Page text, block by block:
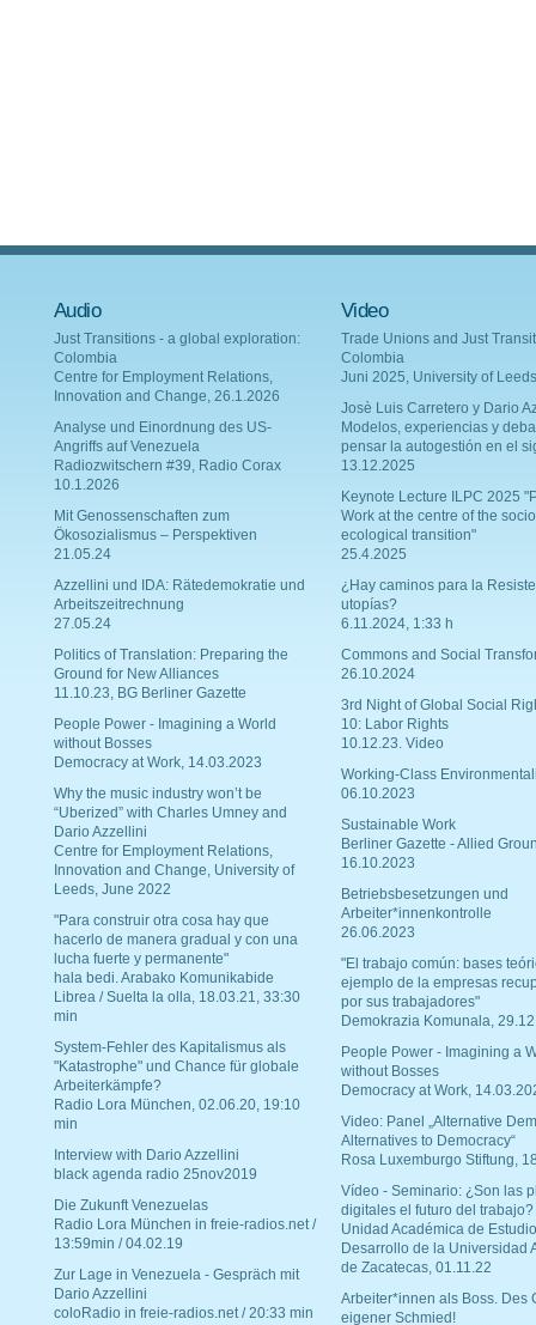
Audio
Just Transitions - a global exploration:
Colombia
Centre for Employment Relations,
Innovation and Change, 26.1.2026
Analyse und Einordnung des US-
Angriffs auf Venezuela
Radiozwitschern #39, Radio Corax
10.1.2026
Mit Genossenschaften zum
Ökosozialismus – Perspektiven
21.05.24
Azzellini und IDA: Rätedemokratie und
Arbeitszeitrechnung
27.05.24
Politics of Translation: Preparing the
Ground for New Alliances
11.10.23, BG Berliner Gazette
People Power - Imagining a World
without Bosses
Democracy at Work, 14.03.2023
Why the music industry won’t be
“Uberized” with Charles Umney and
Dario Azzellini
Centre for Employment Relations,
Innovation and Change, University of
Leeds, June 2022
"Para construir otra cosa hay que
hacerlo de manera gradual y con una
lucha fuerte y permanente"
hala bedi. Arabako Komunikabide
Librea / Suelta la olla, 18.03.21, 33:30
min
System-Fehler des Kapitalismus als
"Katastrophe" und Chance für globale
Arbeiterkämpfe?
Radio Lora München, 02.06.20, 19:10
min
Interview with Dario Azzellini
black agenda radio 25nov2019
Die Zukunft Venezuelas
Radio Lora München in freie-radios.net /
13:59min / 04.02.19
Zur Lage in Venezuela - Gespräch mit
Dario Azzellini
coloRadio in freie-radios.net / 20:33 min
Video
Trade Unions and Just
Colombia
Juni 2025, University of Leeds
Josè Luis Carretero y Dario
Modelos, experiencias y
pensar la autogestión en el
13.12.2025
Keynote Lecture ILPC 2025
Work at the centre of the
ecological transition"
25.4.2025
¿Hay caminos para la
utopías?
6.11.2024, 1:33 h
Commons and Social
26.10.2024
3rd Night of Global Social
10: Labor Rights
10.12.23. Video
Working-Class
06.10.2023
Sustainable Work
Berliner Gazette - Allied
16.10.2023
Betriebsbesetzungen und
Arbeiter*innenkontrolle
26.06.2023
"El trabajo común: bases
ejemplo de la empresas
por sus trabajadores"
Demokrazia Komunala,
People Power - Imagining a
without Bosses
Democracy at Work,
Video: Panel „Alternative
Alternatives to Democracy“
Rosa Luxemburgo Stiftung,
Vídeo - Seminario: ¿Son las
digitales el futuro del trabajo?
Unidad Académica de
Desarrollo de la Universidad
de Zacatecas, 01.11.22
Arbeiter*innen als Boss. Des
eigener Schmied!